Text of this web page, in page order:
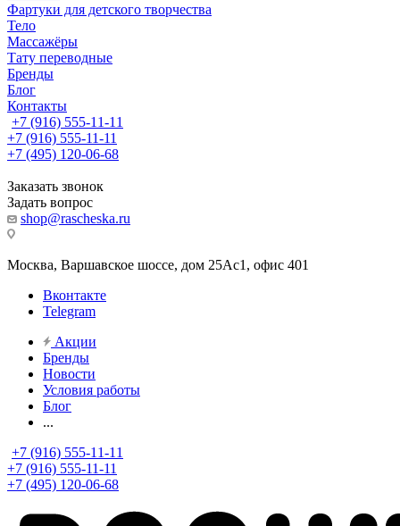
Фартуки для детского творчества
Тело
Массажёры
Тату переводные
Бренды
Блог
Контакты
+7 (916) 555-11-11
+7 (916) 555-11-11
+7 (495) 120-06-68
Заказать звонок
Задать вопрос
shop@rascheska.ru
Москва, Варшавское шоссе, дом 25Аc1, офис 401
Вконтакте
Telegram
Акции
Бренды
Новости
Условия работы
Блог
...
+7 (916) 555-11-11
+7 (916) 555-11-11
+7 (495) 120-06-68